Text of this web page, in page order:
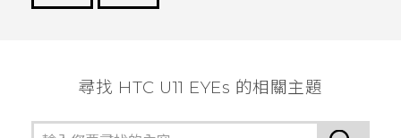
尋找 HTC U11 EYEs 的相關主題